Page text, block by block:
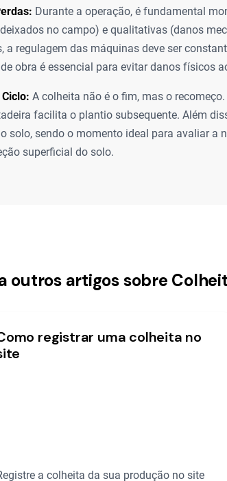
Durante a operação, é fundamental
no campo) e qualitativas (danos
a regulagem das máquinas deve ser
obra é essencial para evitar danos físicos
A colheita não é o fim, mas o
facilita o plantio subsequente. Além
solo, sendo o momento ideal para avaliar a
superficial do solo.
outros artigos sobre
registrar uma colheita no
a colheita da sua produção no site